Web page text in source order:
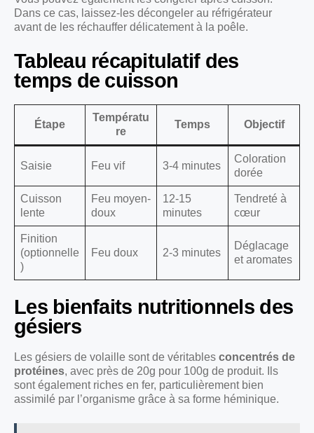
Dans ce cas, laissez-les décongeler au réfrigérateur
avant de les réchauffer délicatement à la poêle.
Tableau récapitulatif des
temps de cuisson
Étape
Températu
re
Temps Objectif
Saisie Feu vif 3-4 minutes
Coloration
dorée
Cuisson
lente
Feu moyen-
doux
12-15
minutes
Tendreté à
cœur
Finition
(optionnelle
)
Feu doux 2-3 minutes
Déglacage
et aromates
Les bienfaits nutritionnels des
gésiers
Les gésiers de volaille sont de véritables concentrés de
protéines, avec près de 20g pour 100g de produit. Ils
sont également riches en fer, particulièrement bien
assimilé par l’organisme grâce à sa forme héminique.